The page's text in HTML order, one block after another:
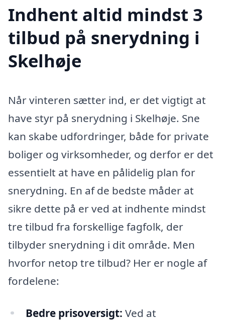
Indhent altid mindst 3
tilbud på snerydning i
Skelhøje
Når vinteren sætter ind, er det vigtigt at
have styr på snerydning i Skelhøje. Sne
kan skabe udfordringer, både for private
boliger og virksomheder, og derfor er det
essentielt at have en pålidelig plan for
snerydning. En af de bedste måder at
sikre dette på er ved at indhente mindst
tre tilbud fra forskellige fagfolk, der
tilbyder snerydning i dit område. Men
hvorfor netop tre tilbud? Her er nogle af
fordelene:
Bedre prisoversigt: Ved at